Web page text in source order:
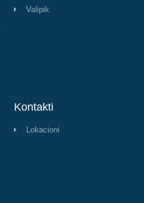
Valipik
Kontakti
Lokacioni